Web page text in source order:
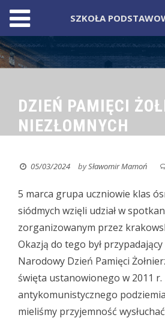
Skip
to
DZIEŃ PAMIĘCI
NIEZŁOMNYCH
05/03/2024 bySławomir Mamoń
5 marca grupa uczniowie klas
siódmych wzięli udział w
zorganizowanym przez
Okazją do tego był
Narodowy Dzień Pamięci
święta ustanowionego w 2011 r.
antykomunistycznego
mieliśmy przyjemność
SZKOŁA